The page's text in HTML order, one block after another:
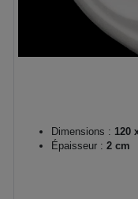
Dimensions : 120
Épaisseur : 2 cm